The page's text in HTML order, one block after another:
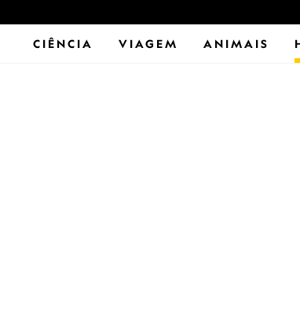
CIÊNCIA VIAGEM ANIMAIS